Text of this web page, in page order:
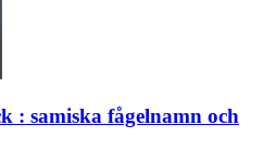
: samiska fågelnamn och